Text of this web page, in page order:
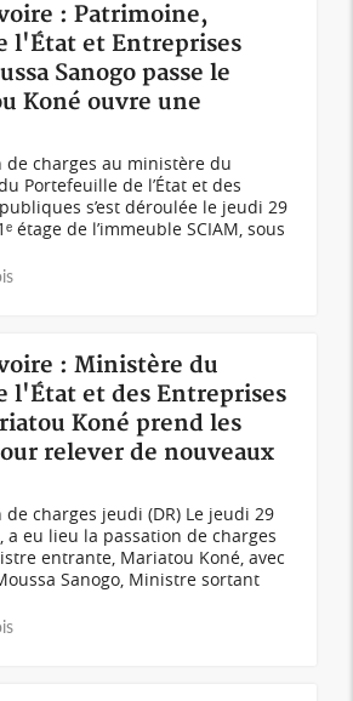
: Patrimoine,
l'État et Entreprises
Sanogo passe le
Koné ouvre une
de charges au ministère du
Portefeuille de l’État et des
s’est déroulée le jeudi 29
étage de l’immeuble SCIAM, sous
: Ministère du
l'État et des Entreprises
Koné prend les
relever de nouveaux
de charges jeudi (DR) Le jeudi 29
a eu lieu la passation de charges
entrante, Mariatou Koné, avec
Sanogo, Ministre sortant